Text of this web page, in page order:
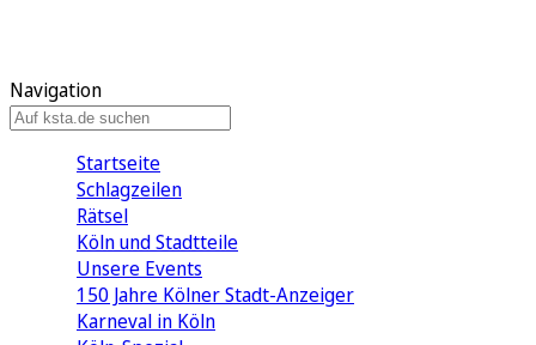
Navigation
Startseite
Schlagzeilen
Rätsel
Köln und Stadtteile
Unsere Events
150 Jahre Kölner Stadt-Anzeiger
Karneval in Köln